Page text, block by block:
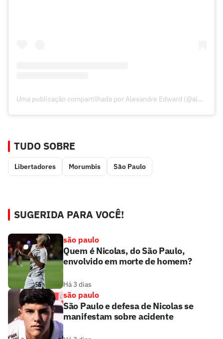
Uma publicação compartilhada por Alexandre Edward (@aleedward2)
TUDO SOBRE
Libertadores Morumbis São Paulo
SUGERIDA PARA VOCÊ!
são paulo
Quem é Nicolas, do São Paulo,
envolvido em morte de homem?
Há 3 dias
são paulo
São Paulo e defesa de Nicolas se
manifestam sobre acidente